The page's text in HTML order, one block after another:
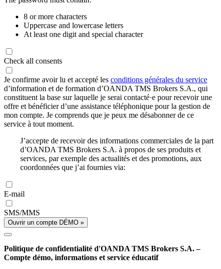
8 or more characters
Uppercase and lowercase letters
At least one digit and special character
Check all consents
Je confirme avoir lu et accepté les conditions générales du service
d’information et de formation d’OANDA TMS Brokers S.A., qui
constituent la base sur laquelle je serai contacté·e pour recevoir une
offre et bénéficier d’une assistance téléphonique pour la gestion de
mon compte. Je comprends que je peux me désabonner de ce
service à tout moment.
J’accepte de recevoir des informations commerciales de la part
d’OANDA TMS Brokers S.A. à propos de ses produits et
services, par exemple des actualités et des promotions, aux
coordonnées que j’ai fournies via:
E-mail
SMS/MMS
Ouvrir un compte DÉMO »
Politique de confidentialité d'OANDA TMS Brokers S.A. –
Compte démo, informations et service éducatif